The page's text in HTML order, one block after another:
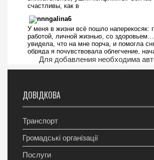
Для добавления необходима
ДОВІДКОВА
Транспорт
Громадські організації
Послуги